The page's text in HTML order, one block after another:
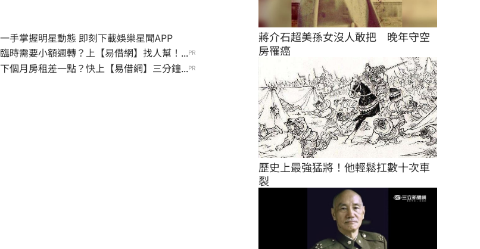
一手掌握明星動態 即刻下載娛樂星聞APP
臨時需要小額週轉？上【易借網】找人幫！...PR
下個月房租差一點？快上【易借網】三分鐘...PR
蔣介石超美孫女沒人敢把　晚年守空
房罹癌
歷史上最強猛將！他輕鬆扛數十次車
裂